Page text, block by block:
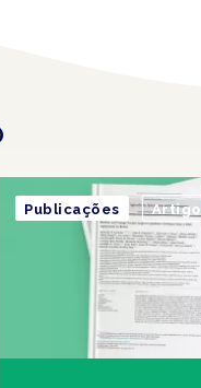
Publicações Artigo